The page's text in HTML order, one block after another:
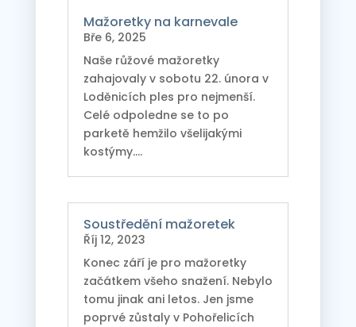
Mažoretky na karnevale
Bře 6, 2025
Naše růžové mažoretky
zahajovaly v sobotu 22. února v
Loděnicích ples pro nejmenší.
Celé odpoledne se to po
parketě hemžilo všelijakými
kostýmy....
Soustředění mažoretek
Říj 12, 2023
Konec září je pro mažoretky
začátkem všeho snažení. Nebylo
tomu jinak ani letos. Jen jsme
poprvé zůstaly v Pohořelicích